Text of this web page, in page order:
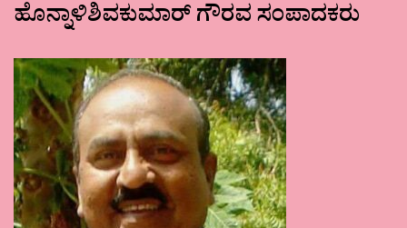
ಹೊನ್ನಾಳಿಶಿವಕುಮಾರ್ ಗೌರವ ಸಂಪಾದಕರು